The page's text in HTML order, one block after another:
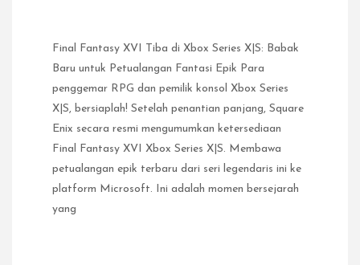
Final Fantasy XVI Tiba di Xbox Series X|S: Babak
Baru untuk Petualangan Fantasi Epik Para
penggemar RPG dan pemilik konsol Xbox Series
X|S, bersiaplah! Setelah penantian panjang, Square
Enix secara resmi mengumumkan ketersediaan
Final Fantasy XVI Xbox Series X|S. Membawa
petualangan epik terbaru dari seri legendaris ini ke
platform Microsoft. Ini adalah momen bersejarah
yang